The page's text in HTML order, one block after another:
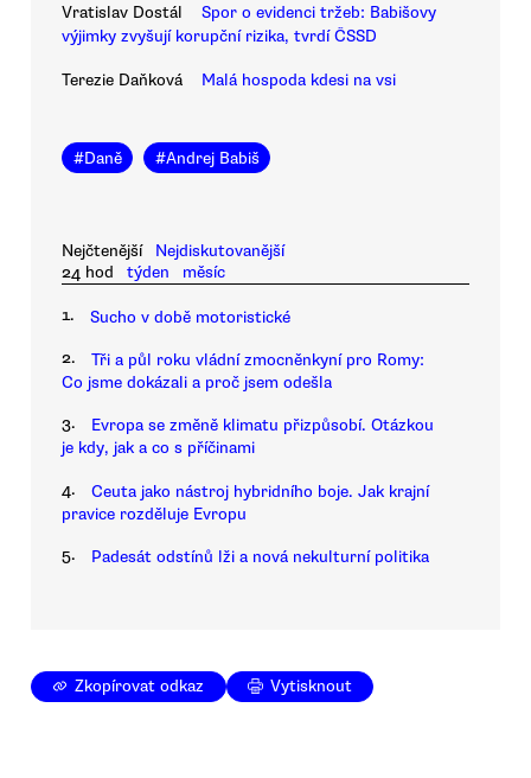
Vratislav Dostál
Spor o evidenci tržeb: Babišovy
výjimky zvyšují korupční rizika, tvrdí ČSSD
Terezie Daňková Malá hospoda kdesi na vsi
#Daně #Andrej Babiš
Nejčtenější
Nejdiskutovanější
24 hod
týden měsíc
1. Sucho v době motoristické
2.
Tři a půl roku vládní zmocněnkyní pro Romy:
Co jsme dokázali a proč jsem odešla
3.
Evropa se změně klimatu přizpůsobí. Otázkou
je kdy, jak a co s příčinami
4.
Ceuta jako nástroj hybridního boje. Jak krajní
pravice rozděluje Evropu
5. Padesát odstínů lži a nová nekulturní politika
Zkopírovat odkaz Vytisknout